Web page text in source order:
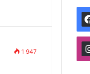
1 947